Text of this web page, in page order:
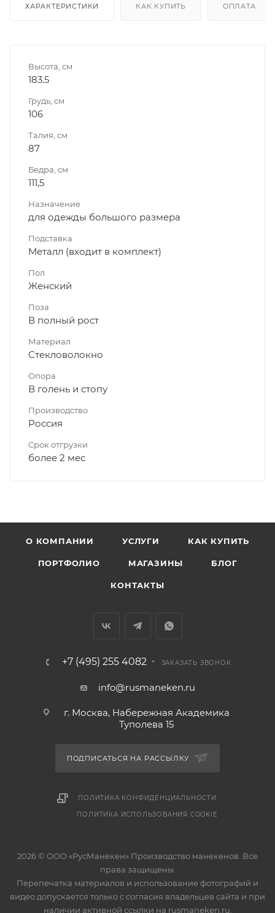
ХАРАКТЕРИСТИКИ КАК КУПИТЬ ОПЛАТА
Высота, см
183.5
Грудь, см
106
Талия, см
87
Бедра, см
111,5
Назначение
для одежды большого размера
Подставка
Металл (входит в комплект)
Пол
Женский
Поза
В полный рост
Материал
Стекловолокно
Опора
В голень и стопу
Производство
Россия
Срок отгрузки
более 2 мес
О КОМПАНИИ УСЛУГИ КАК КУПИТЬ
ПОРТФОЛИО МАГАЗИНЫ БЛОГ
КОНТАКТЫ
+7 (495) 255 4082 ЗАКАЗАТЬ ЗВОНОК
info@rusmaneken.ru
г. Москва, Набережная Академика
Туполева 15
ПОДПИСАТЬСЯ НА РАССЫЛКУ
ПОЛИТИКА КОНФИДЕНЦИАЛЬНОСТИ
ПОЛИТИКА ИСПОЛЬЗОВАНИЯ COOKIE
2026 © ООО «РусМанекен» Производство манекенов. Все
права защищены.
Перепечатка материалов и использование фотографий и
видео допускается только с согласия владельцев сайта и при
наличии активной ссылки на rusmaneken.ru.